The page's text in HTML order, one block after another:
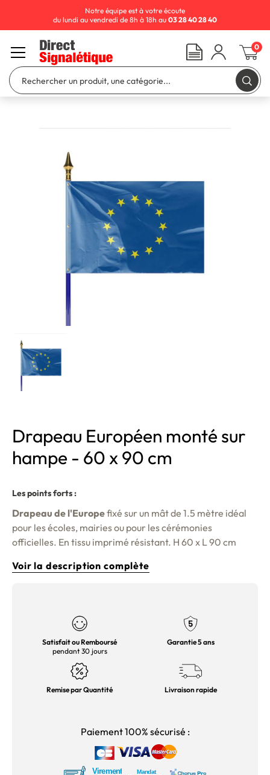
Drapeau Européen monté sur
hampe - 60 x 90 cm
Les points forts :
Drapeau de l'Europefixé sur un mât de 1.5 mètre idéal
pour les écoles, mairies ou pour les cérémonies
officielles. En tissu imprimé résistant. H 60 x L 90 cm
Voir la description complète
Satisfait ou Remboursé
pendant 30 jours
Garantie 5 ans
Remise par Quantité Livraison rapide
Paiement 100% sécurisé :
Notre équipe est à votre écoute
du lundi au vendredi de 8h à 18h au 03 28 40 28 40
0